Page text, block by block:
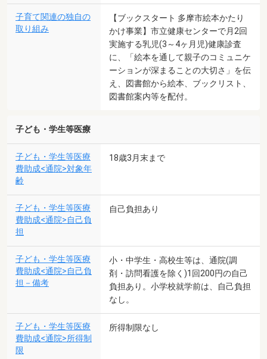
子育て関連の独自の
取り組み
【ブックスタート 多摩市絵本かたり
かけ事業】市立健康センターで月2回
実施する乳児(3～4ヶ月児)健康診査
に、「絵本を通して親子のコミュニケ
ーションが深まることの大切さ」を伝
え、図書館から絵本、ブックリスト、
図書館案内等を配付。
子ども・学生等医療
子ども・学生等医療
費助成<通院>対象年
齢
18歳3月末まで
子ども・学生等医療
費助成<通院>自己負
担
自己負担あり
子ども・学生等医療
費助成<通院>自己負
担－備考
小・中学生・高校生等は、通院(調
剤・訪問看護を除く)1回200円の自己
負担あり。小学校就学前は、自己負担
なし。
子ども・学生等医療
費助成<通院>所得制
限
所得制限なし